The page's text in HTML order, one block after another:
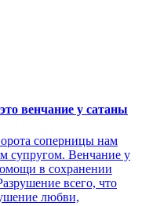
венчание у сатаны
соперницы нам
супругом. Венчание у
в сохранении
всего, что
любви,